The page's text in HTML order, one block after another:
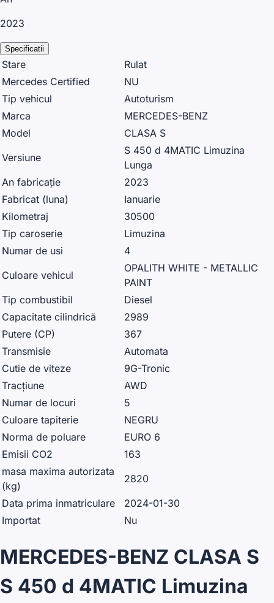
2023
Specificatii
Stare
Rulat
Mercedes Certified
NU
Tip vehicul
Autoturism
Marca
MERCEDES-BENZ
Model
CLASA S
Versiune
S 450 d 4MATIC Limuzina
Lunga
An fabricație
2023
Fabricat (luna)
Ianuarie
Kilometraj
30500
Tip caroserie
Limuzina
Numar de usi
4
Culoare vehicul
OPALITH WHITE - METALLIC
PAINT
Tip combustibil
Diesel
Capacitate cilindrică
2989
Putere (CP)
367
Transmisie
Automata
Cutie de viteze
9G-Tronic
Tracțiune
AWD
Numar de locuri
5
Culoare tapiterie
NEGRU
Norma de poluare
EURO 6
Emisii CO2
163
masa maxima autorizata
(kg)
2820
Data prima inmatriculare
2024-01-30
Importat
Nu
MERCEDES-BENZ CLASA S
S 450 d 4MATIC Limuzina